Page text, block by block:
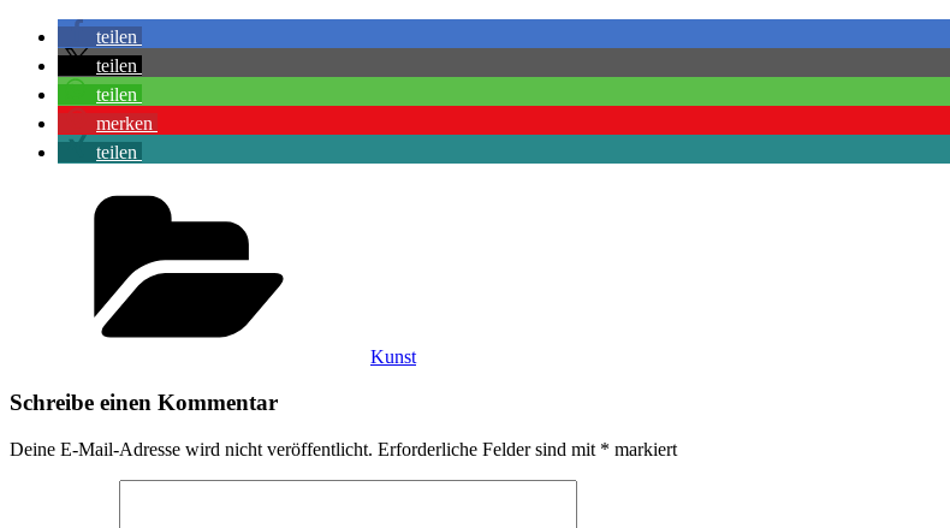
teilen
teilen
teilen
merken
teilen
Kunst
Schreibe einen Kommentar
Deine E-Mail-Adresse wird nicht veröffentlicht. Erforderliche Felder sind mit * markiert